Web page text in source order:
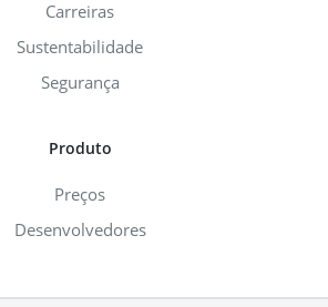
Carreiras
Sustentabilidade
Segurança
Produto
Preços
Desenvolvedores